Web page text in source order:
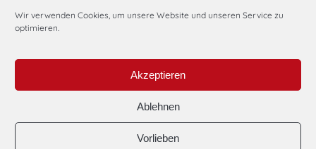
Wir verwenden Cookies, um unsere Website und unseren Service zu
optimieren.
Akzeptieren
Ablehnen
Vorlieben
Cookie-Richtlinie (EU)
powered by